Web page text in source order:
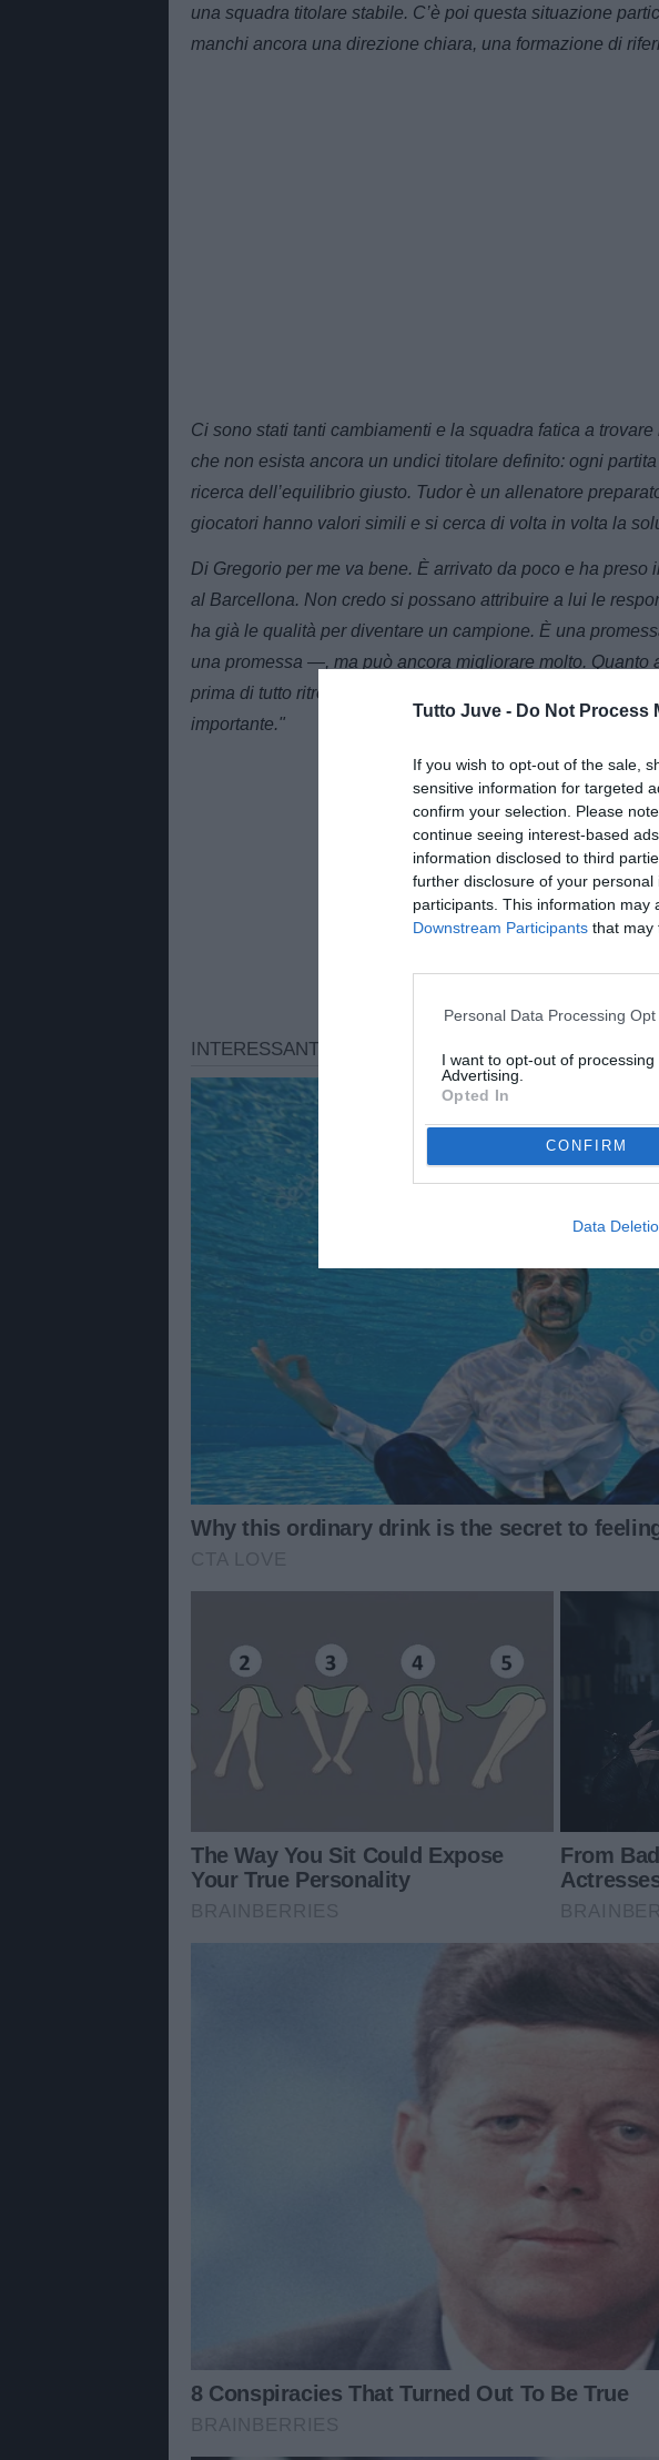
Tutto Juve - Do Not Process
If you wish to opt-out of the sale,
sensitive information for targeted
confirm your selection. Please
continue seeing interest-based
information disclosed to third
further disclosure of your personal
participants. This information may
Downstream Participants that may
Personal Data Processing Opt
I want to opt-out of
Advertising.
Opted In
CONFIRM
Data
una squadra titolare stabile. C’è poi questa situazione
manchi ancora una direzione chiara, una formazione di
Ci sono stati tanti cambiamenti e la squadra fatica a
che non esista ancora un undici titolare definito: ogni
ricerca dell’equilibrio giusto. Tudor è un allenatore
giocatori hanno valori simili e si cerca di volta in volta la
Di Gregorio per me va bene. È arrivato da poco e ha preso
al Barcellona. Non credo si possano attribuire a lui le
ha già le qualità per diventare un campione. È una
una promessa —, ma può ancora migliorare molto. Quanto
prima di tutto ritrovare se stessa, tornare a comportarsi da
importante."